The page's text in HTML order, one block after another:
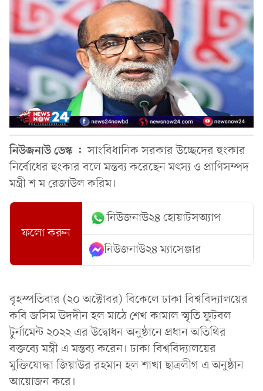
নিউজনাউ ডেস্ক : সাংবিধানিক সরকার উচ্ছেদের হুংকার
নির্বোধের হুংকার বলে মন্তব্য করেছেন মৎস্য ও প্রাণিসম্পদ
মন্ত্রী শ ম রেজাউল করিম।
ফলো করুন
নিউজনাউ২৪ হোয়াটসঅ্যাপ
নিউজনাউ২৪ ম্যাসেঞ্জার
বৃহস্পতিবার (২০ অক্টোবর) বিকেলে ঢাকা বিশ্ববিদ্যালয়ের
কবি জসিম উদদীন হল মাঠে শেখ কামাল স্মৃতি ফুটবল
টুর্নামেন্ট ২০২২ এর উদ্বোধন অনুষ্ঠানে প্রধান অতিথির
বক্তব্যে মন্ত্রী এ মন্তব্য করেন। ঢাকা বিশ্ববিদ্যালয়ের
মুক্তিযোদ্ধা জিয়াউর রহমান হল শাখা ছাত্রলীগ এ অনুষ্ঠান
আয়োজন করে।